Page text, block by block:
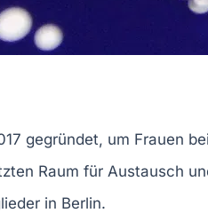
gegründet, um Frauen
Raum für Austausch
in Berlin.